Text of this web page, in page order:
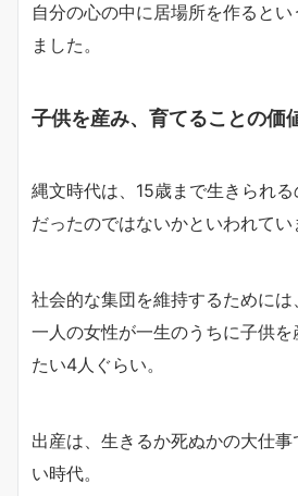
自分の心の中に居場所を作ると
ました。
子供を産み、育てることの価
縄文時代は、15歳まで生きられ
だったのではないかといわれてい
社会的な集団を維持するためには、
一人の女性が一生のうちに子供
たい4人ぐらい。
出産は、生きるか死ぬかの大仕
い時代。